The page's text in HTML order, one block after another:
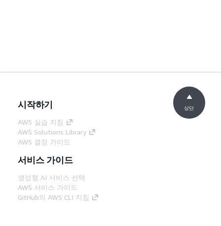
시작하기
AWS 실습 지침
AWS Solutions Library
AWS 결정 가이드
서비스 가이드
생성형 AI 서비스 선택
AWS 서비스 가이드
GitHub의 AWS CLI 지침
상단